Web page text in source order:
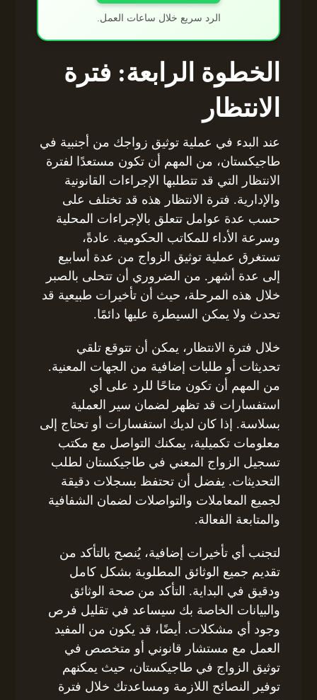
الرد سريع خلال ساعات العمل.
الخطوة الرابعة: فترة
الانتظار
عند البدء في عملية توثيق زواجك من أجنبية في
طاجيكستان، من المهم أن تكون مستعدًا لفترة
الانتظار التي قد تتطلبها الإجراءات القانونية
والإدارية. فترة الانتظار هذه قد تختلف على
حسب عدة عوامل تتعلق بالإجراءات المحلية
وسرعة الأداء للمكاتب الحكومية. عادةً،
تستغرق عملية توثيق الزواج من عدة أسابيع
إلى عدة أشهر. من الضروري أن تتحلى بالصبر
خلال هذه المرحلة، حيث أن تأخيرات طبيعية قد
تحدث ولا يمكن السيطرة عليها دائمًا.
خلال فترة الانتظار، يمكن أن تتوقع تلقي
تحديثات أو طلبات إضافية من الجهات المعنية.
من المهم أن تكون متاحًا للرد على أي
استفسارات قد تظهر لضمان سير العملية
بسلاسة. إذا كان لديك استفسارات أو تحتاج إلى
معلومات تكميلية، يمكنك التواصل مع مكتب
تسجيل الزواج المعني في طاجيكستان لطلب
التحديثات. يفضل أن تحتفظ بسجلات دقيقة
لجميع المعاملات والتواصلات لضمان الشفافية
والمتابعة الفعالة.
لتجنب أي تأخيرات إضافية، يُنصح بالتأكد من
تقديم جميع الوثائق المطلوبة بشكل كامل
ودقيق في البداية. التأكد من صحة الوثائق
والبيانات الخاصة بك سيساعد في تقليل فرص
وجود أي مشكلات. أيضًا، قد يكون من المفيد
العمل مع مستشار قانوني أو متخصص في
توثيق الزواج في طاجيكستان، حيث يمكنهم
توفير النصائح اللازمة ومساعدتك خلال فترة